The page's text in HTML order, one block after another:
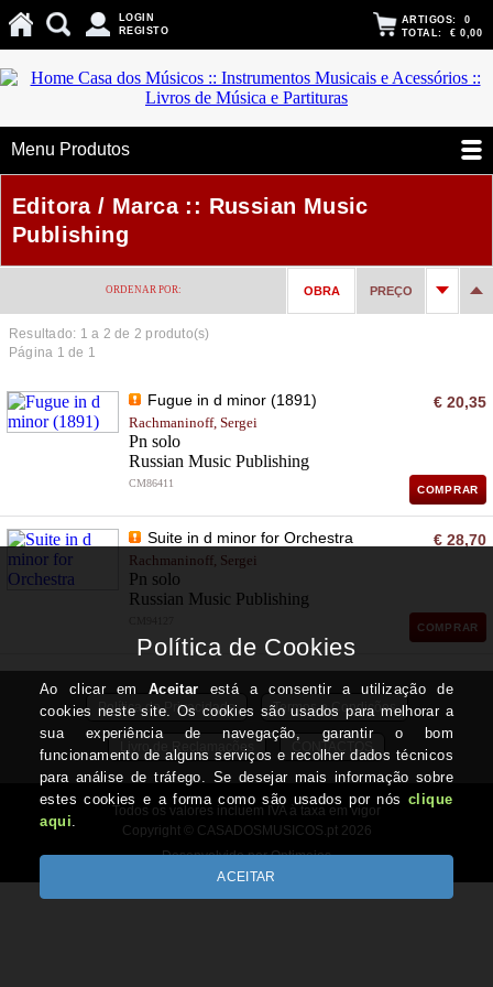
LOGIN
REGISTO
ARTIGOS: 0
TOTAL: € 0,00
Menu Produtos
Editora / Marca :: Russian Music
Publishing
ORDENAR POR: OBRA PREÇO
Resultado: 1 a 2 de 2 produto(s)
Página 1 de 1
Fugue in d minor (1891)
Rachmaninoff, Sergei
Pn solo
Russian Music Publishing
CM86411
€ 20,35
COMPRAR
Suite in d minor for Orchestra
Rachmaninoff, Sergei
Pn solo
Russian Music Publishing
€ 28,70
COMPRAR
Política de Privacidade Termos e Condições
Livro de Reclamações CONTACTOS
Todos os valores incluem IVA à taxa em vigor
Copyright © CASADOSMUSICOS.pt 2026
Desenvolvido por Optimeios